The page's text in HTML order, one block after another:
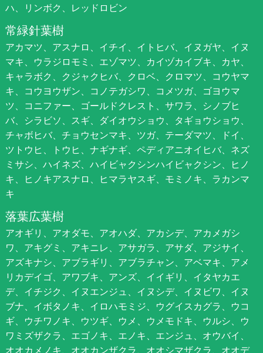
ハ、リンボク、レッドロビン
常緑針葉樹
アカマツ、アスナロ、イチイ、イトヒバ、イヌガヤ、イヌ
マキ、ウラジロモミ、エゾマツ、カイヅカイブキ、カヤ、
キャラボク、クジャクヒバ、クロベ、クロマツ、コウヤマ
キ、コウヨウザン、コノテガシワ、コメツガ、ゴヨウマ
ツ、コニファー、ゴールドクレスト、サワラ、シノブヒ
バ、シラビソ、スギ、ダイオウショウ、タギョウショウ、
チャボヒバ、チョウセンマキ、ツガ、テーダマツ、ドイ、
ツトウヒ、トウヒ、ナギナギ、ペディアニオイヒバ、ネズ
ミサシ、ハイネズ、ハイビャクシンハイビャクシン、ヒノ
キ、ヒノキアスナロ、ヒマラヤスギ、モミノキ、ラカンマ
キ
落葉広葉樹
アオギリ、アオダモ、アオハダ、アカシデ、アカメガシ
ワ、アキグミ、アキニレ、アサガラ、アサダ、アジサイ、
アズキナシ、アブラギリ、アブラチャン、アベマキ、アメ
リカデイゴ、アワブキ、アンズ、イイギリ、イタヤカエ
デ、イチジク、イヌエンジュ、イヌシデ、イヌビワ、イヌ
ブナ、イボタノキ、イロハモミジ、ウグイスカグラ、ウコ
ギ、ウチワノキ、ウツギ、ウメ、ウメモドキ、ウルシ、ウ
ワミズザクラ、エゴノキ、エノキ、エンジュ、オウバイ、
オオカメノキ、オオカンザクラ、オオシマザクラ、オオデ